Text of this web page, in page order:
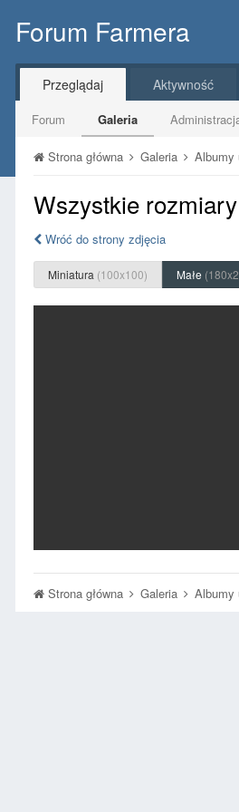
Forum Farmera
Przeglądaj
Forum Galeria
Aktywność
Strona główna Galeria Albumy
Wszystkie
Wróć do strony zdjęcia
Miniatura (100x100) Małe
Strona główna Galeria Albumy